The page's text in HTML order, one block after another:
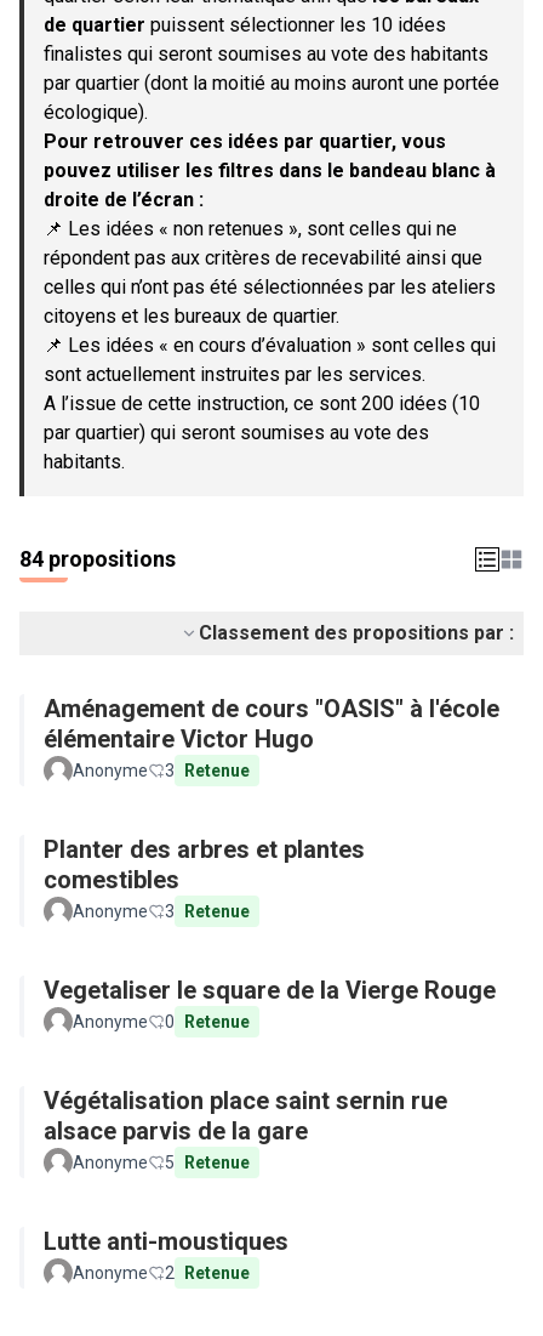
de quartier puissent sélectionner les 10 idées
finalistes qui seront soumises au vote des habitants
par quartier (dont la moitié au moins auront une portée
écologique).
Pour retrouver ces idées par quartier, vous
pouvez utiliser les filtres dans le bandeau blanc à
droite de l’écran :
📌 Les idées « non retenues », sont celles qui ne
répondent pas aux critères de recevabilité ainsi que
celles qui n’ont pas été sélectionnées par les ateliers
citoyens et les bureaux de quartier.
📌 Les idées « en cours d’évaluation » sont celles qui
sont actuellement instruites par les services.
A l’issue de cette instruction, ce sont 200 idées (10
par quartier) qui seront soumises au vote des
habitants.
84 propositions
Classement des propositions par :
Aménagement de cours "OASIS" à l'école
élémentaire Victor Hugo
Anonyme 3 Retenue
Planter des arbres et plantes
comestibles
Anonyme 3 Retenue
Vegetaliser le square de la Vierge Rouge
Anonyme 0 Retenue
Végétalisation place saint sernin rue
alsace parvis de la gare
Anonyme 5 Retenue
Lutte anti-moustiques
Anonyme 2 Retenue